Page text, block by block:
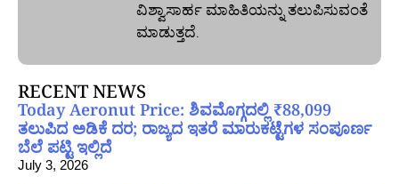
ವಿಶ್ವಾಸಾರ್ಹ ಮಾಹಿತಿಯನ್ನು ತಲುಪಿಸುವಂತೆ
ಮಾಡುತ್ತದೆ.
RECENT NEWS
Today Aeronut Price: ಶಿವಮೊಗ್ಗದಲ್ಲಿ ₹88,099
ತಲುಪಿದ ಅಡಿಕೆ ದರ; ರಾಜ್ಯದ ಇತರೆ ಮಾರುಕಟ್ಟೆಗಳ ಸಂಪೂರ್ಣ
ಬೆಲೆ ಪಟ್ಟಿ ಇಲ್ಲಿದೆ
July 3, 2026